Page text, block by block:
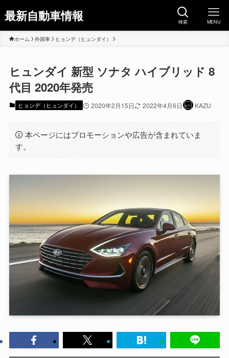
最新自動車情報 検索 MENU
ホーム 外国車 ヒョンデ（ヒュンダイ）
ヒュンダイ 新型 ソナタ ハイブリッド 8
代目 2020年発売
ヒョンデ（ヒュンダイ） 2020年2月15日 2022年4月6日 KAZU
本ページにはプロモーションや広告が含まれていま
す。